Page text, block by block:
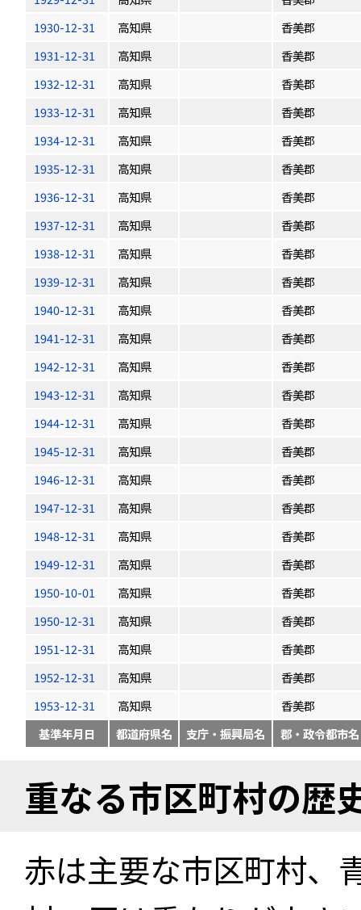
1930-12-31
高知県
香美郡
1931-12-31
高知県
香美郡
1932-12-31
高知県
香美郡
1933-12-31
高知県
香美郡
1934-12-31
高知県
香美郡
1935-12-31
高知県
香美郡
1936-12-31
高知県
香美郡
1937-12-31
高知県
香美郡
1938-12-31
高知県
香美郡
1939-12-31
高知県
香美郡
1940-12-31
高知県
香美郡
1941-12-31
高知県
香美郡
1942-12-31
高知県
香美郡
1943-12-31
高知県
香美郡
1944-12-31
高知県
香美郡
1945-12-31
高知県
香美郡
1946-12-31
高知県
香美郡
1947-12-31
高知県
香美郡
1948-12-31
高知県
香美郡
1949-12-31
高知県
香美郡
1950-10-01
高知県
香美郡
1950-12-31
高知県
香美郡
1951-12-31
高知県
香美郡
1952-12-31
高知県
香美郡
1953-12-31
高知県
香美郡
基準年月日
都道府県名 支庁・振興局名 郡・政令都市名
重なる市区町村の歴
赤は主要な市区町村、